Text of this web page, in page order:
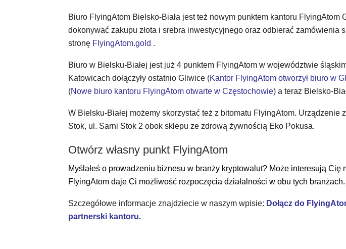
Biuro FlyingAtom Bielsko-Biała jest też nowym punktem kantoru FlyingAtom
dokonywać zakupu złota i srebra inwestycyjnego oraz odbierać zamówienia
stronę FlyingAtom.gold .
Biuro w Bielsku-Białej jest już 4 punktem FlyingAtom w województwie
Katowicach dołączyły ostatnio Gliwice (Kantor FlyingAtom otworzył biuro w
(Nowe biuro kantoru FlyingAtom otwarte w Częstochowie) a teraz Bielsko-
W Bielsku-Białej możemy skorzystać też z bitomatu FlyingAtom. Urządzenie
Stok, ul. Sarni Stok 2 obok sklepu ze zdrową żywnością Eko Pokusa.
Otwórz własny punkt FlyingAtom
Myślałeś o prowadzeniu biznesu w branży kryptowalut? Może interesują Cię
FlyingAtom daje Ci możliwość rozpoczęcia działalności w obu tych branżach.
Szczegółowe informacje znajdziecie w naszym wpisie: Dołącz do
partnerski kantoru.